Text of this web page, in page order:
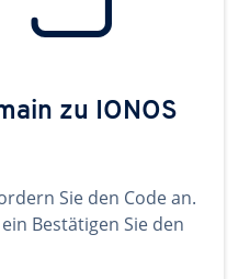
zu IONOS
Sie den Code an.
Bestätigen Sie den